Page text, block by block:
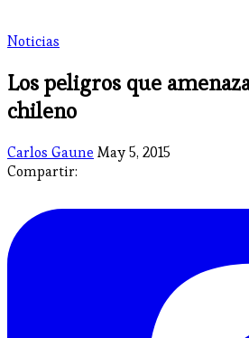
Noticias
Los peligros que
chileno
Carlos Gaune May 5, 2015
Compartir: